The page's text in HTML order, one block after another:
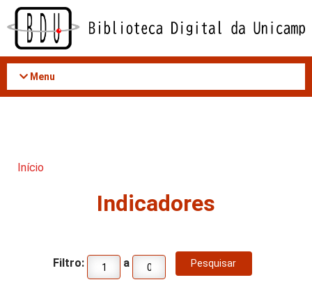
Acessar
conteúdo
Menu
Início
Indicadores
Filtro: a